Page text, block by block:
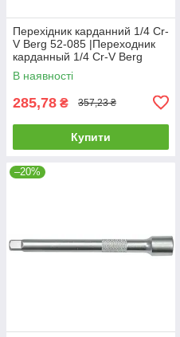
Перехідник карданний 1/4 Cr-
V Berg 52-085 |Переходник
карданный 1/4 Cr-V Berg
В наявності
285,78 ₴ 357,23 ₴
Купити
–20%